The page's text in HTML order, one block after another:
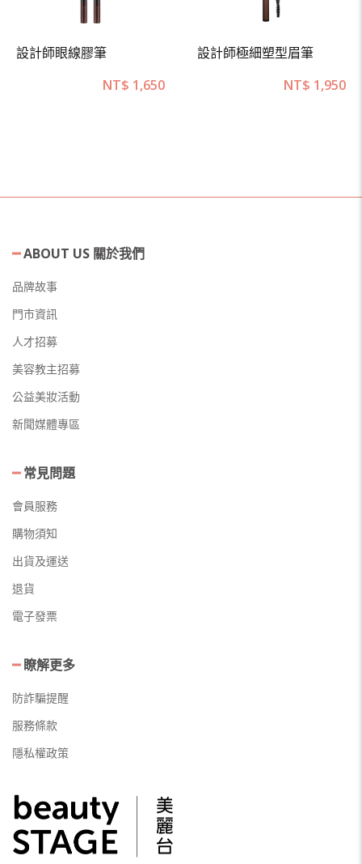
設計師眼線膠筆
NT$ 1,650
設計師極細塑型眉筆
NT$ 1,950
ABOUT US 關於我們
品牌故事
門市資訊
人才招募
美容教主招募
公益美妝活動
新聞媒體專區
常見問題
會員服務
購物須知
出貨及運送
退貨
電子發票
瞭解更多
防詐騙提醒
服務條款
隱私權政策